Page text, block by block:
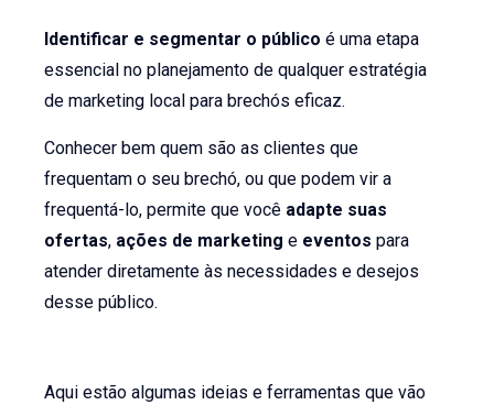
Identificar e segmentar o públicoé uma etapa
essencial no planejamento de qualquer estratégia
de marketing local para brechós eficaz.
Conhecer bem quem são as clientes que
frequentam o seu brechó, ou que podem vir a
frequentá-lo, permite que você adapte suas
ofertas, ações de marketing e eventospara
atender diretamente às necessidades e desejos
desse público.
Aqui estão algumas ideias e ferramentas que vão